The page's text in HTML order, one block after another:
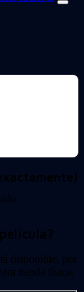
disponible, por
tienda física.